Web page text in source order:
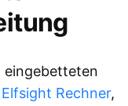
eingebetteten
Elfsight Rechner,